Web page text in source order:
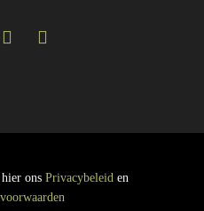
ons Privacybeleid en